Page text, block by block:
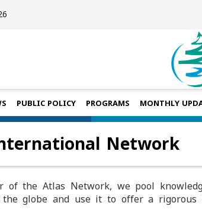
PUBLIC POLICY PROGRAMS MONTHLY
Network
of the Atlas Network, we pool
globe and use it to offer a rigorous